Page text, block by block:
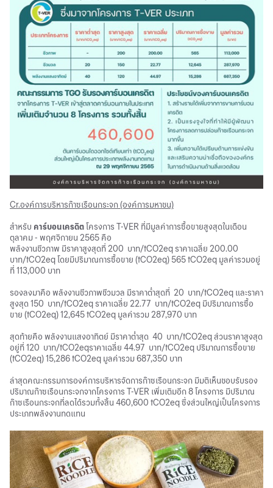
Cr.องค์การบริหารก๊าซเรือนกระจก (องค์การมหาชน)
สำหรับ คาร์บอนเครดิต โครงการ T-VER ที่มีมูลค่าการซื้อขายสูงสุดในเดือน
ตุลาคม - พฤศจิกายน 2565 คือ
พลังงานชีวภาพ มีราคาสูงสุดที่ 200 บาท/tCO2eq ราคาเฉลี่ย 200.00
บาท/tCO2eq โดยมีปริมาณการซื้อขาย (tCO2eq) 565 tCO2eq มูลค่ารวมอยู่
ที่ 113,000 บาท
รองลงมาคือ พลังงานชีวภาพชีวมวล มีราคาต่ำสุดที่ 20 บาท/tCO2eq และราคา
สูงสุด 150 บาท/tCO2eq ราคาเฉลี่ย 22.77 บาท/tCO2eq มีปริมาณการซื้อ
ขาย (tCO2eq) 12,645 tCO2eq มูลค่ารวม 287,970 บาท
สุดท้ายคือ พลังงานแสงอาทิตย์ มีราคาต่ำสุด 40 บาท/tCO2eq ส่วนราคาสูงสุด
อยู่ที่ 120 บาท/tCO2eqราคาเฉลี่ย 44.97 บาท/tCO2eq ปริมาณการซื้อขาย
(tCO2eq) 15,286 tCO2eq มูลค่ารวม 687,350 บาท
ล่าสุดคณะกรรมการองค์การบริหารจัดการก๊าซเรือนกระจก มีมติเห็นชอบรับรอง
ปริมาณก๊าซเรือนกระจกจากโครงการ T-VER เพิ่มเติมอีก 8 โครงการ มีปริมาณ
ก๊าซเรือนกระจกที่ลดได้รวมทั้งสิ้น 460,600 tCO2eq ซึ่งส่วนใหญ่เป็นโครงการ
ประเภทพลังงานทดแทน